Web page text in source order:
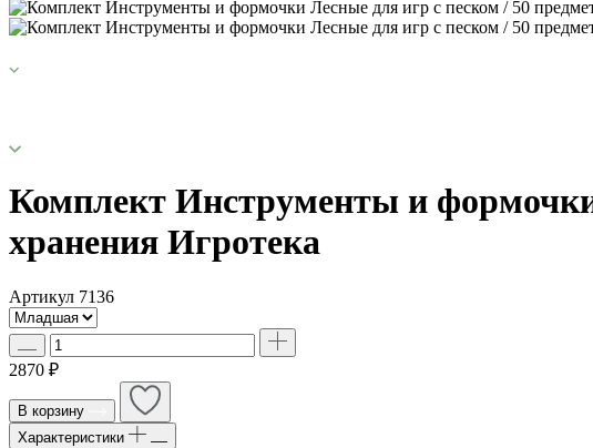
Комплект Инструменты и
хранения Игротека
Артикул 7136
2870 ₽
В корзину
Характеристики